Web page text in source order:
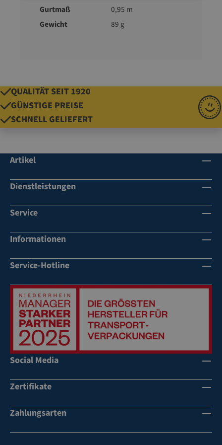
Gurtmaß
0,95 m
Gewicht
89 g
QUALITÄT SEIT 1920
GÜNSTIGE PREISE
SCHNELL GELIEFERT
Artikel
Dienstleistungen
Service
Informationen
Service-Hotline
Social Media
Zertifikate
Zahlungsarten